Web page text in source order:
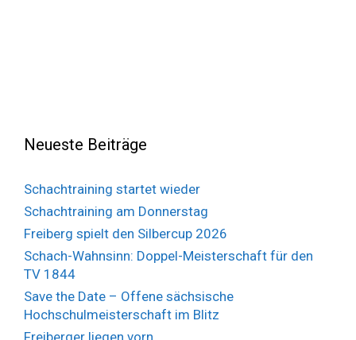
Neueste Beiträge
Schachtraining startet wieder
Schachtraining am Donnerstag
Freiberg spielt den Silbercup 2026
Schach-Wahnsinn: Doppel-Meisterschaft für den
TV 1844
Save the Date – Offene sächsische
Hochschulmeisterschaft im Blitz
Freiberger liegen vorn